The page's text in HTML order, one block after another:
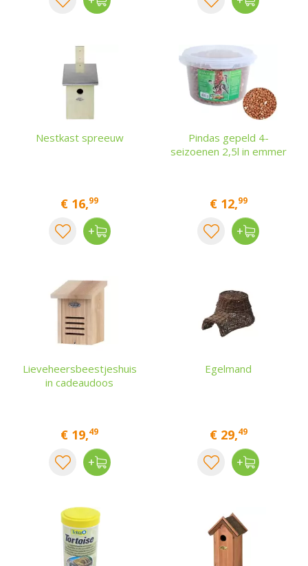
Nestkast spreeuw
€ 16,99
Pindas gepeld 4-
seizoenen 2,5l in emmer
€ 12,99
Lieveheersbeestjeshuis
in cadeaudoos
€ 19,49
Egelmand
€ 29,49